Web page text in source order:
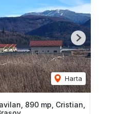
Harta
Next
890 mp, Cristian,